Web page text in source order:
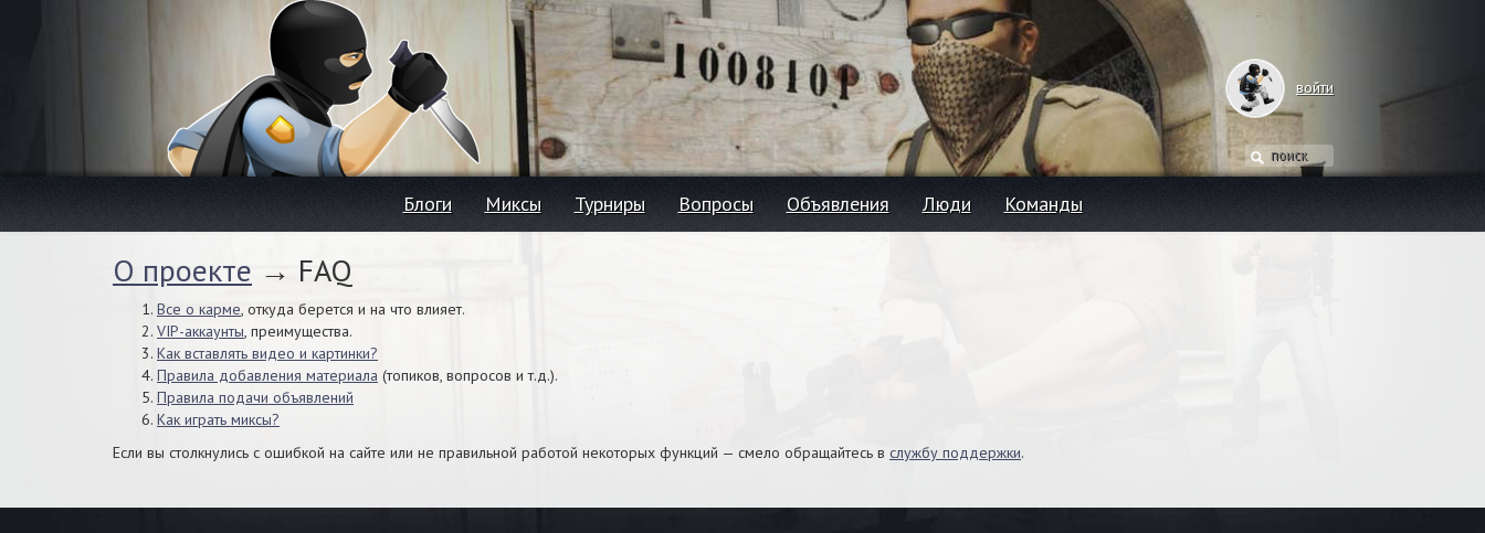
войти
Блоги Миксы Турниры Вопросы Объявления Люди Команды
О проекте → FAQ
Все о карме, откуда берется и на что влияет.
VIP-аккаунты, преимущества.
Как вставлять видео и картинки?
Правила добавления материала (топиков, вопросов и т.д.).
Правила подачи объявлений
Как играть миксы?
Если вы столкнулись с ошибкой на сайте или не правильной работой некоторых функций — смело обращайтесь в службу поддержки.